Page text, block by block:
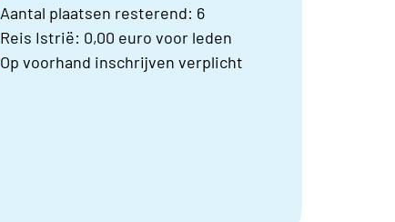
Aantal plaatsen resterend: 6
Reis Istrië: 0,00 euro voor leden
Op voorhand inschrijven verplicht